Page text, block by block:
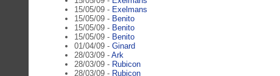
15/05/09 - Exelmans
15/05/09 - Benito
15/05/09 - Benito
15/05/09 - Benito
01/04/09 - Ginard
28/03/09 - Ark
28/03/09 - Rubicon
28/03/09 - Rubicon